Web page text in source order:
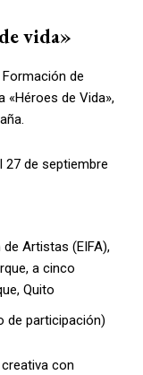
vida»
de
«Héroes de Vida»,
27 de septiembre
Artistas (EIFA),
a cinco
Quito
de participación)
con